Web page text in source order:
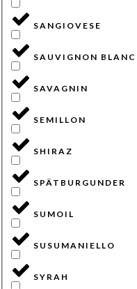
SANGIOVESE
SAUVIGNON BLANC
SAVAGNIN
SEMILLON
SHIRAZ
SPÄTBURGUNDER
SUMOIL
SUSUMANIELLO
SYRAH